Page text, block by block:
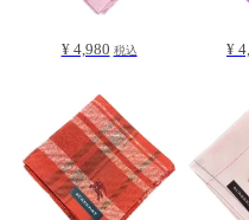
¥ 4,980 税込 ¥